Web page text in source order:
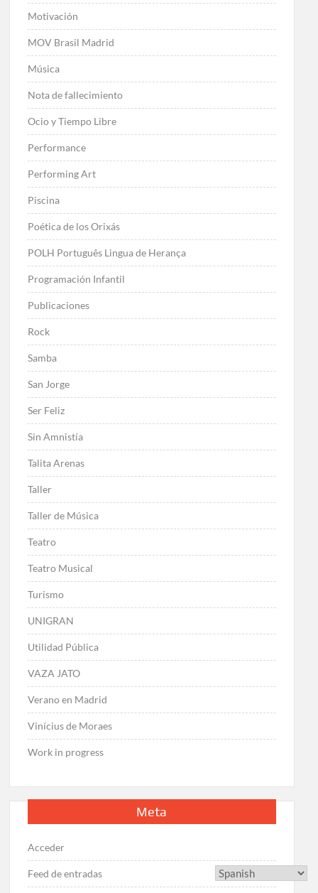
Motivación
MOV Brasil Madrid
Música
Nota de fallecimiento
Ocio y Tiempo Libre
Performance
Performing Art
Piscina
Poética de los Orixás
POLH Português Lingua de Herança
Programación Infantil
Publicaciones
Rock
Samba
San Jorge
Ser Feliz
Sin Amnistía
Talita Arenas
Taller
Taller de Música
Teatro
Teatro Musical
Turismo
UNIGRAN
Utilidad Pública
VAZA JATO
Verano en Madrid
Vinícius de Moraes
Work in progress
Meta
Acceder
Feed de entradas